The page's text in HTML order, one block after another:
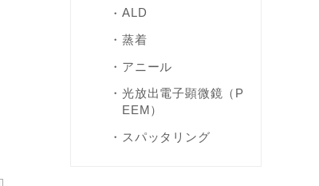
ALD
蒸着
アニール
光放出電子顕微鏡（P
EEM）
スパッタリング